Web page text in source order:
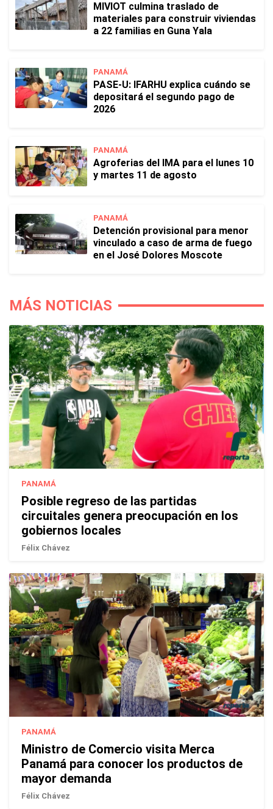
MIVIOT culmina traslado de
materiales para construir viviendas
a 22 familias en Guna Yala
PANAMÁ
PASE-U: IFARHU explica cuándo se
depositará el segundo pago de
2026
PANAMÁ
Agroferias del IMA para el lunes 10
y martes 11 de agosto
PANAMÁ
Detención provisional para menor
vinculado a caso de arma de fuego
en el José Dolores Moscote
MÁS NOTICIAS
PANAMÁ
Posible regreso de las partidas
circuitales genera preocupación en los
gobiernos locales
Félix Chávez
PANAMÁ
Ministro de Comercio visita Merca
Panamá para conocer los productos de
mayor demanda
Félix Chávez